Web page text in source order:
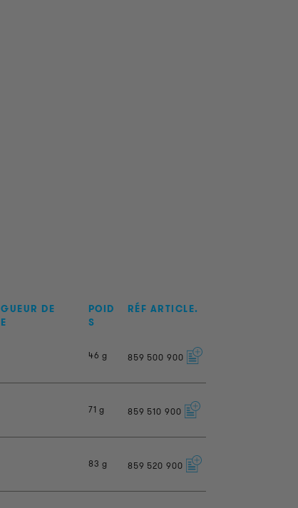
DE
POID
S
RÉF ARTICLE.
46 g 859 500 900
71 g 859 510 900
83 g 859 520 900